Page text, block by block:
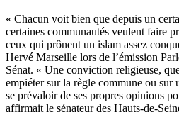
« Chacun voit bien que depuis un
certaines communautés veulent faire
ceux qui prônent un islam assez
Hervé Marseille lors de l’émission
Sénat. « Une conviction religieuse,
empiéter sur la règle commune ou sur
se prévaloir de ses propres opinions
affirmait le sénateur des Hauts-de-